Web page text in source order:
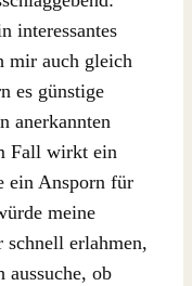
interessantes
mir auch gleich
es günstige
anerkannten
Fall wirkt ein
ein Ansporn für
meine
erlahmen,
aussuche, ob